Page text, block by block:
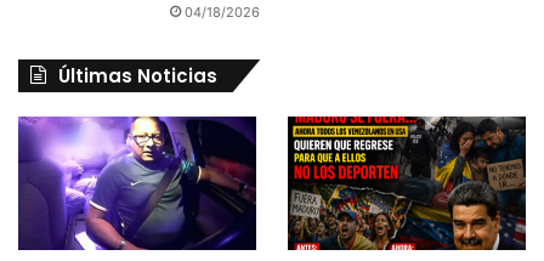
04/18/2026
Últimas Noticias